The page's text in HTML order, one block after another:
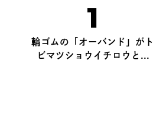
1
輪ゴムの「オーバンド」がト
ビマツショウイチロウと...